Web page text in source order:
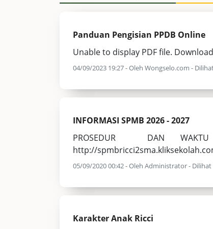
Panduan Pengisian PPDB Online
Unable to display PDF file.
04/09/2023 19:27 - Oleh Wongselo.com -
INFORMASI SPMB 2026 - 2027
PROSEDUR DAN
http://
05/09/2020 00:42 - Oleh Administrator - Dilihat
Karakter Anak Ricci